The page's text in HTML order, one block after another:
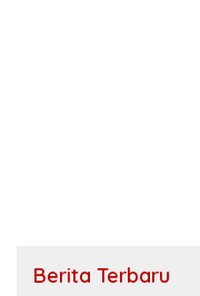
Berita Terbaru